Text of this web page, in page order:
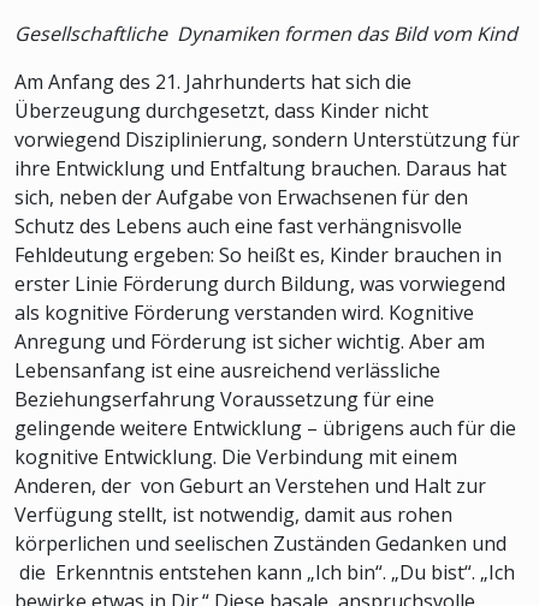
Gesellschaftliche Dynamiken formen das Bild vom Kind
Am Anfang des 21. Jahrhunderts hat sich die
Überzeugung durchgesetzt, dass Kinder nicht
vorwiegend Disziplinierung, sondern Unterstützung für
ihre Entwicklung und Entfaltung brauchen. Daraus hat
sich, neben der Aufgabe von Erwachsenen für den
Schutz des Lebens auch eine fast verhängnisvolle
Fehldeutung ergeben: So heißt es, Kinder brauchen in
erster Linie Förderung durch Bildung, was vorwiegend
als kognitive Förderung verstanden wird. Kognitive
Anregung und Förderung ist sicher wichtig. Aber am
Lebensanfang ist eine ausreichend verlässliche
Beziehungserfahrung Voraussetzung für eine
gelingende weitere Entwicklung – übrigens auch für die
kognitive Entwicklung. Die Verbindung mit einem
Anderen, der von Geburt an Verstehen und Halt zur
Verfügung stellt, ist notwendig, damit aus rohen
körperlichen und seelischen Zuständen Gedanken und
die Erkenntnis entstehen kann „Ich bin“. „Du bist“. „Ich